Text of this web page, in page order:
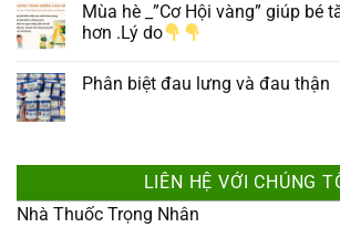
Mùa hè _”Cơ Hội vàng” giúp bé
hơn .Lý do
Phân biệt đau lưng và đau thận
LIÊN HỆ VỚI CHÚNG
Nhà Thuốc Trọng Nhân